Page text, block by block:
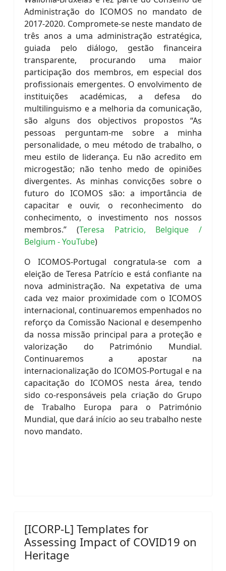
Administração do ICOMOS no mandato de
2017-2020. Compromete-se neste mandato de
três anos a uma administração estratégica,
guiada pelo diálogo, gestão financeira
transparente, procurando uma maior
participação dos membros, em especial dos
profissionais emergentes. O envolvimento de
instituições académicas, a defesa do
multilinguismo e a melhoria da comunicação,
são alguns dos objectivos propostos “As
pessoas perguntam-me sobre a minha
personalidade, o meu método de trabalho, o
meu estilo de liderança. Eu não acredito em
microgestão; não tenho medo de opiniões
divergentes. As minhas convicções sobre o
futuro do ICOMOS são: a importância de
capacitar e ouvir, o reconhecimento do
conhecimento, o investimento nos nossos
membros.” (Teresa Patricio, Belgique /
Belgium - YouTube)
O ICOMOS-Portugal congratula-se com a
eleição de Teresa Patrício e está confiante na
nova administração. Na expetativa de uma
cada vez maior proximidade com o ICOMOS
internacional, continuaremos empenhados no
reforço da Comissão Nacional e desempenho
da nossa missão principal para a proteção e
valorização do Património Mundial.
Continuaremos a apostar na
internacionalização do ICOMOS-Portugal e na
capacitação do ICOMOS nesta área, tendo
sido co-responsáveis pela criação do Grupo
de Trabalho Europa para o Património
Mundial, que dará início ao seu trabalho neste
novo mandato.
[ICORP-L] Templates for
Assessing Impact of COVID19 on
Heritage